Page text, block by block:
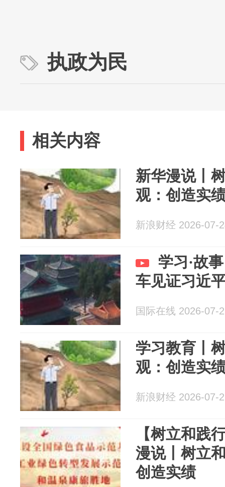
执政为民
相关内容
新华漫说丨
观：创造实
新浪财经 2026-07-
学习·故
车见证习近
国际在线 2026-07-
学习教育丨
观：创造实
新浪财经 2026-07-
【树立和践
漫说丨树立
创造实绩